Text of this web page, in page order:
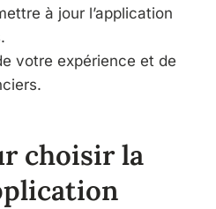
à jour l’application
votre expérience et de
choisir la